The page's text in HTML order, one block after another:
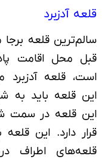
قلعه آدزبرد
قبل محل اقامت
است، قلعه آدزبرد
این قلعه باید به
این قلعه در سمت
قرار دارد. این
قلعه‌های اطراف